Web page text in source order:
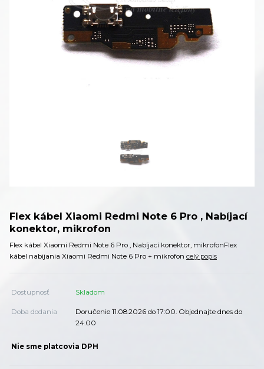
Flex kábel Xiaomi Redmi Note 6 Pro , Nabíjací
konektor, mikrofon
Flex kábel Xiaomi Redmi Note 6 Pro , Nabíjací konektor, mikrofonFlex
kábel nabijania Xiaomi Redmi Note 6 Pro + mikrofon celý popis
Dostupnosť Skladom
Doba dodania
Doručenie 11.08.2026 do 17:00. Objednajte dnes do
24:00
Nie sme platcovia DPH